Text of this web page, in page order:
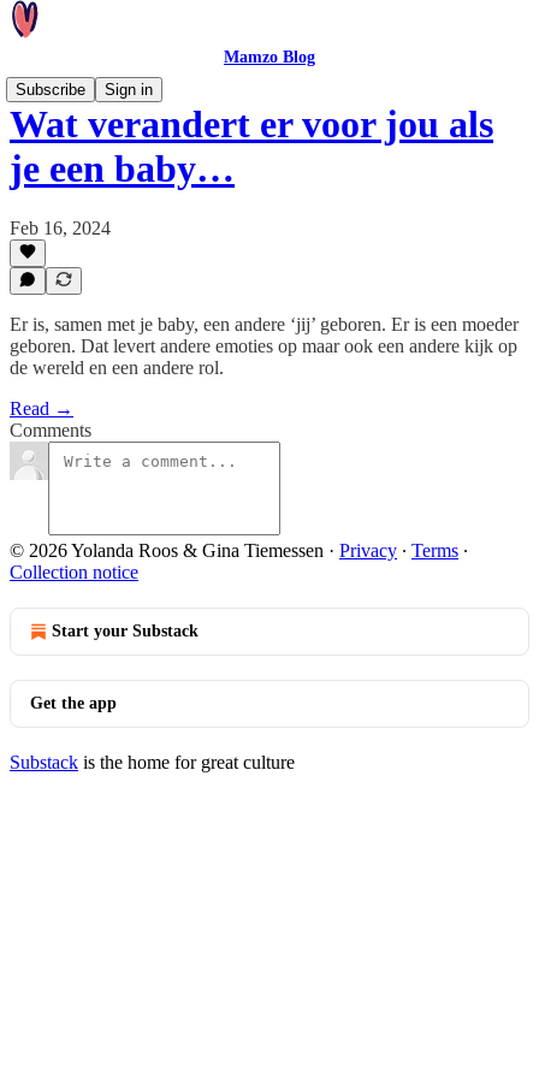
Mamzo Blog
Subscribe
Sign in
Wat verandert er voor jou als
je een baby…
Feb 16, 2024
Er is, samen met je baby, een andere ‘jij’ geboren. Er is een moeder
geboren. Dat levert andere emoties op maar ook een andere kijk op
de wereld en een andere rol.
Read →
Comments
© 2026 Yolanda Roos & Gina Tiemessen · Privacy ∙ Terms ∙
Collection notice
Start your Substack
Get the app
Substack is the home for great culture